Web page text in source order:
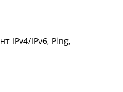
IPv4/IPv6, Ping,